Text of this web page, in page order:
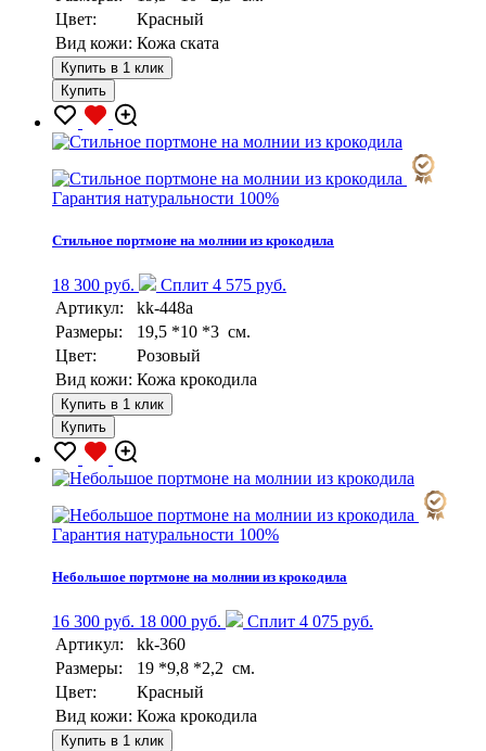
Цвет:
Красный
Вид кожи: Кожа ската
Купить в 1 клик
Купить
Гарантия натуральности 100%
Стильное портмоне на молнии из крокодила
18 300 руб.
Сплит 4 575 руб.
Артикул:
kk-448a
Размеры:
19,5 *10 *3 см.
Цвет:
Розовый
Вид кожи: Кожа крокодила
Купить в 1 клик
Купить
Гарантия натуральности 100%
Небольшое портмоне на молнии из крокодила
16 300 руб. 18 000 руб.
Сплит 4 075 руб.
Артикул:
kk-360
Размеры:
19 *9,8 *2,2 см.
Цвет:
Красный
Вид кожи: Кожа крокодила
Купить в 1 клик